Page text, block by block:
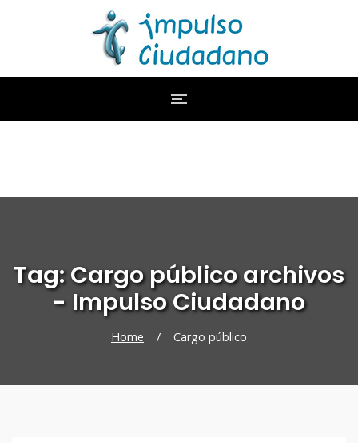
Tag: Cargo público archivos
- Impulso Ciudadano
Home / Cargo público